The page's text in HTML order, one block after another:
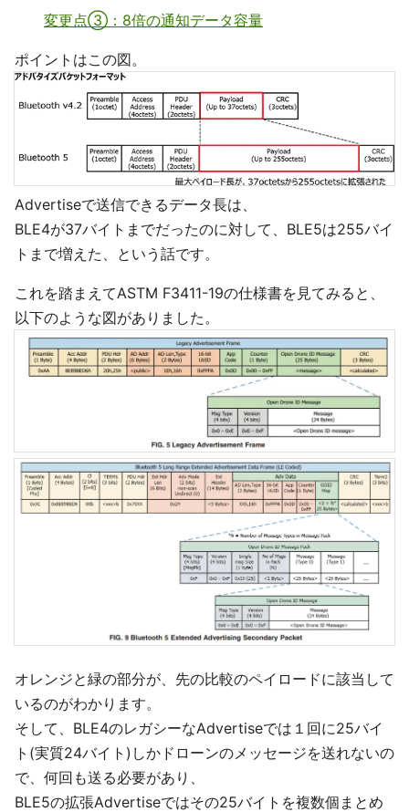
変更点③：8倍の通知データ容量
ポイントはこの図。
Advertiseで送信できるデータ長は、
BLE4が37バイトまでだったのに対して、BLE5は255バイ
トまで増えた、という話です。
これを踏まえてASTM F3411-19の仕様書を見てみると、
以下のような図がありました。
オレンジと緑の部分が、先の比較のペイロードに該当して
いるのがわかります。
そして、BLE4のレガシーなAdvertiseでは１回に25バイ
ト(実質24バイト)しかドローンのメッセージを送れないの
で、何回も送る必要があり、
BLE5の拡張Advertiseではその25バイトを複数個まとめ